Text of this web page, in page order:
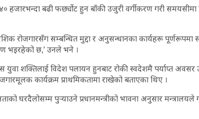
हजारभन्दा बढी फर्छ्योट हुन बाँकी उजुरी वर्गीकरण गरी समयसीमा
रोजगारसँग सम्बन्धित मुद्दा र अनुसन्धानका कार्यहरू पूर्णरूपमा
भइरहेको छ,’ उनले भने ।
युवा शक्तिलाई विदेश पलायन हुनबाट रोकी स्वदेशमै पर्याप्त अवसर
कार्यक्रम प्राथमिकतामा राखेको बताएका थिए ।
घरदैलोसम्म पुर्‍याउने प्रधानमन्त्रीको भावना अनुसार